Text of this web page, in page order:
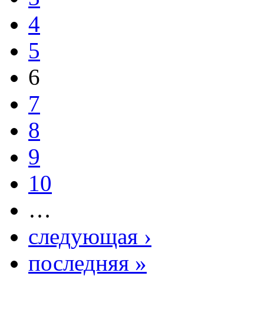
4
5
6
7
8
9
10
…
следующая ›
последняя »